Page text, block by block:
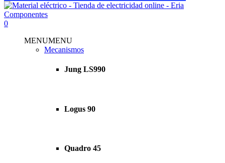
Cerrar
búsqueda
buscar
account
0
MENUMENU
Mecanismos
Jung LS990
Logus 90
Quadro 45